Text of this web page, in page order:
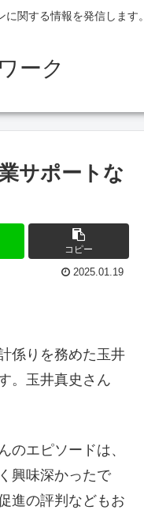
関する情報を発信します。
ーク
サポートな
コピー
2025.01.19
係りを務めた玉井
。玉井真史さん
のエピソードは、
興味深かったで
進の評判などもお